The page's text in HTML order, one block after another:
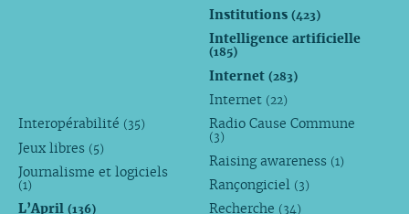
Institutions(423)
Intelligence artificielle
(185)
Internet(283)
Internet (22)
Interopérabilité (35)
Jeux libres (5)
Journalisme et logiciels
(1)
L’April (136)
Radio Cause Commune
(3)
Raising awareness (1)
Rançongiciel (3)
Recherche (34)